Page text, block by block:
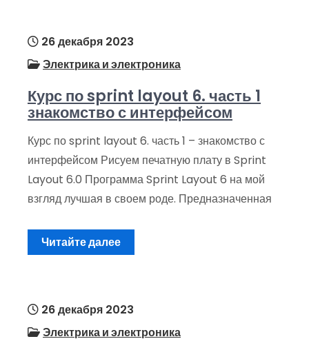
26 декабря 2023
Электрика и электроника
Курс по sprint layout 6. часть 1
знакомство с интерфейсом
Курс по sprint layout 6. часть 1 – знакомство с
интерфейсом Рисуем печатную плату в Sprint
Layout 6.0 Программа Sprint Layout 6 на мой
взгляд лучшая в своем роде. Предназначенная
Читайте далее
26 декабря 2023
Электрика и электроника